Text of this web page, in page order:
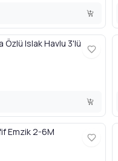
Özlü Islak Havlu 3'lü
Emzik 2-6M